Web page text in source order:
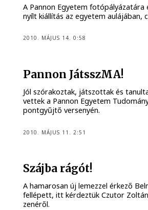
A Pannon Egyetem fotópályázatára
nyílt kiállítás az egyetem aulájában,
2010. MÁJUS 14. 0:58
Pannon JátsszMA!
Jól szórakoztak, játszottak és
vettek a Pannon Egyetem
pontgyűjtő versenyén.
2010. MÁJUS 11. 2:51
Szájba rágót!
A hamarosan új lemezzel érkező
fellépett, itt kérdeztük Czutor
zenéről.